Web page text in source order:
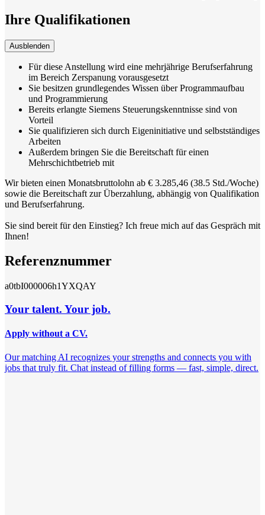
Ihre Qualifikationen
Ausblenden
Für diese Anstellung wird eine mehrjährige Berufserfahrung
im Bereich Zerspanung vorausgesetzt
Sie besitzen grundlegendes Wissen über Programmaufbau
und Programmierung
Bereits erlangte Siemens Steuerungskenntnisse sind von
Vorteil
Sie qualifizieren sich durch Eigeninitiative und selbstständiges
Arbeiten
Außerdem bringen Sie die Bereitschaft für einen
Mehrschichtbetrieb mit
Wir bieten einen Monatsbruttolohn ab € 3.285,46 (38.5 Std./Woche)
sowie die Bereitschaft zur Überzahlung, abhängig von Qualifikation
und Berufserfahrung.
Sie sind bereit für den Einstieg? Ich freue mich auf das Gespräch mit
Ihnen!
Referenznummer
a0tbI000006h1YXQAY
Your talent. Your job.
Apply without a CV.
Our matching AI recognizes your strengths and connects you with
jobs that truly fit. Chat instead of filling forms — fast, simple, direct.